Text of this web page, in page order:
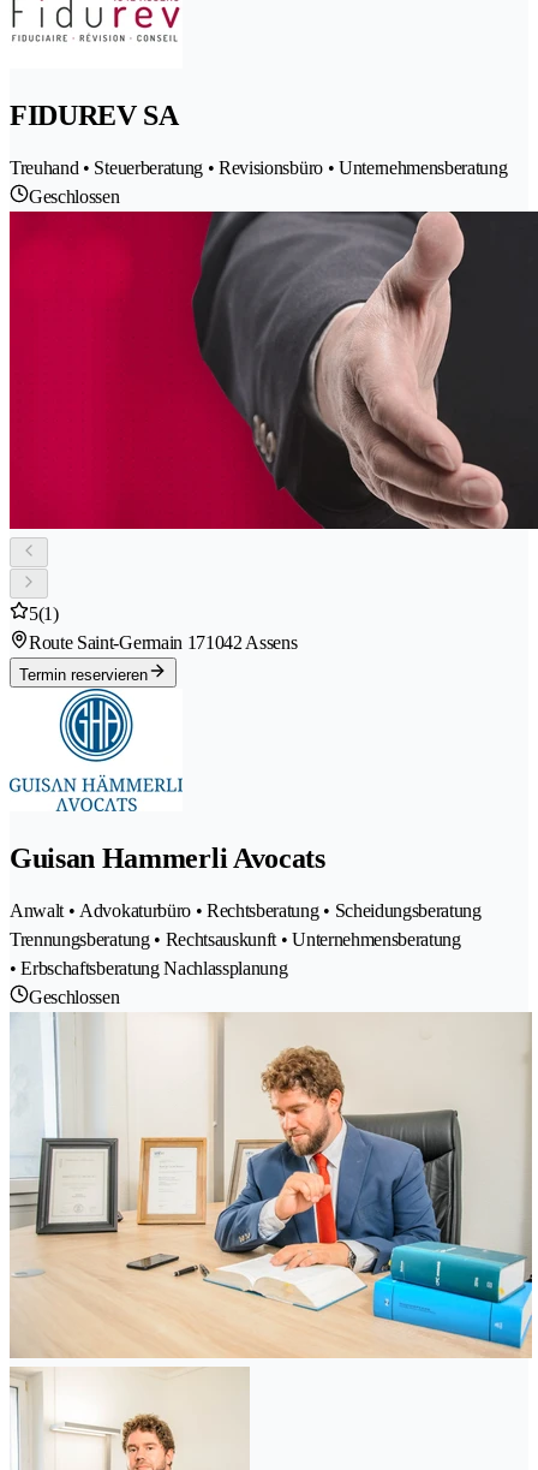
FIDUREV SA
Treuhand • Steuerberatung • Revisionsbüro • Unternehmensberatung
Geschlossen
5(1)
Route Saint-Germain 171042 Assens
Termin reservieren
Guisan Hammerli Avocats
Anwalt • Advokaturbüro • Rechtsberatung • Scheidungsberatung
Trennungsberatung • Rechtsauskunft • Unternehmensberatung
• Erbschaftsberatung Nachlassplanung
Geschlossen